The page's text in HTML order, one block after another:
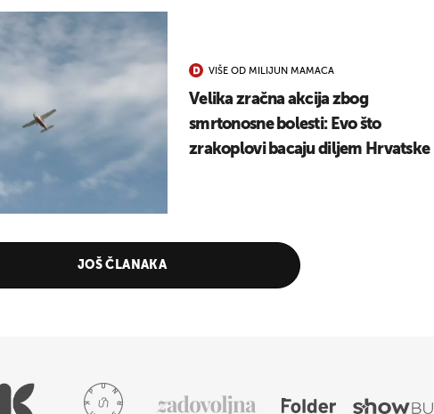
VIŠE OD MILIJUN MAMACA
Velika zračna akcija zbog
smrtonosne bolesti: Evo što
zrakoplovi bacaju diljem Hrvatske
JOŠ ČLANAKA